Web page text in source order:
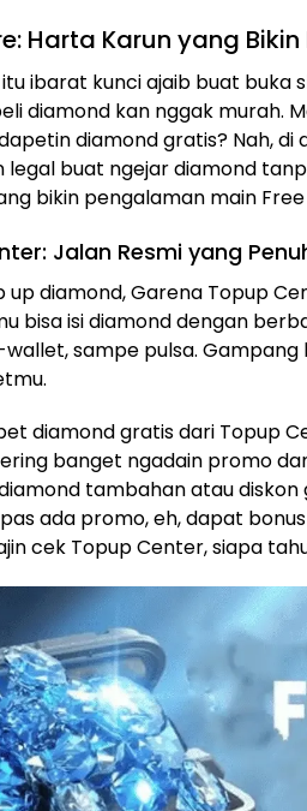
Harta Karun yang
ibarat kunci ajaib buat buka
diamond kan nggak murah.
diamond gratis? Nah,
buat ngejar diamond
bikin pengalaman main
Jalan Resmi yang
up diamond, Garena Topup
bisa isi diamond dengan
sampe pulsa.
diamond gratis dari Topup
banget ngadain promo
tambahan atau
ada promo, eh, dapat
cek Topup Center, siapa